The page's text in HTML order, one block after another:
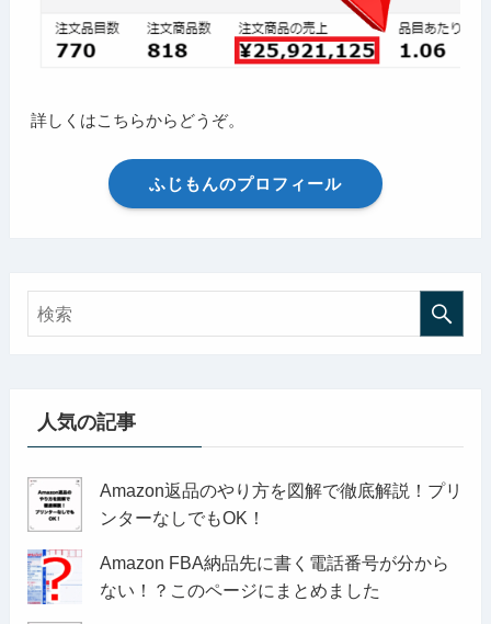
詳しくはこちらからどうぞ。
ふじもんのプロフィール
人気の記事
Amazon返品のやり方を図解で徹底解説！プリ
ンターなしでもOK！
Amazon FBA納品先に書く電話番号が分から
ない！？このページにまとめました